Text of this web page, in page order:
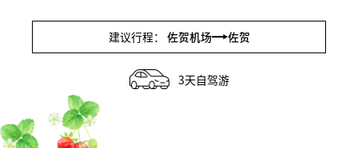
建议行程： 佐贺机场 佐贺
3天自驾游